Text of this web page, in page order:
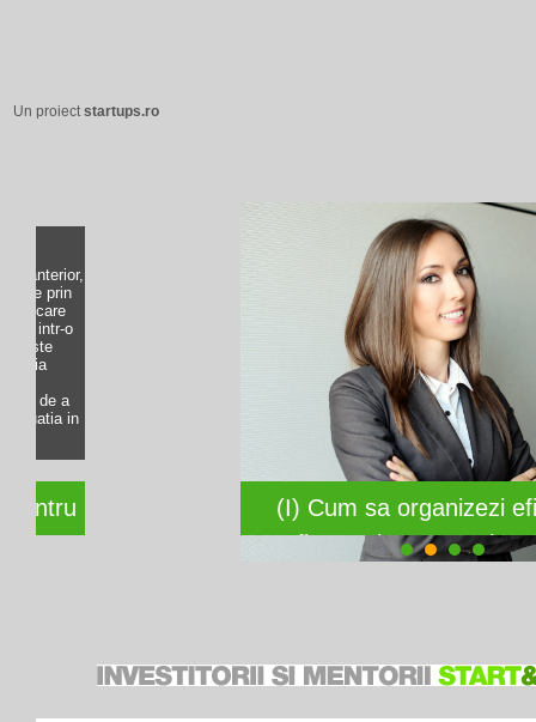
Un proiectstartups.ro
(I) Cum sa organizezi eficient activitatea
a fi atractiva pentru investitori »